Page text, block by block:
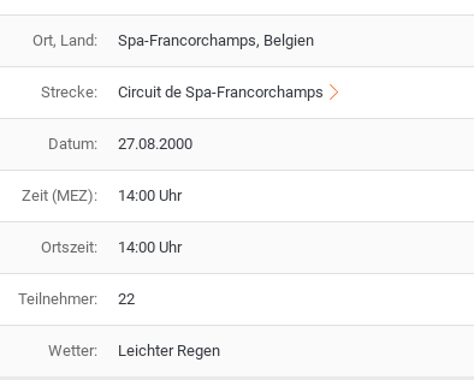
Ort, Land: Spa-Francorchamps, Belgien
Strecke: Circuit de Spa-Francorchamps
Datum: 27.08.2000
Zeit (MEZ): 14:00 Uhr
Ortszeit: 14:00 Uhr
Teilnehmer: 22
Wetter: Leichter Regen